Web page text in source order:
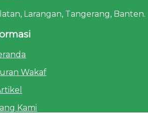
Larangan, Tangerang, Banten.
Wakaf
Kami